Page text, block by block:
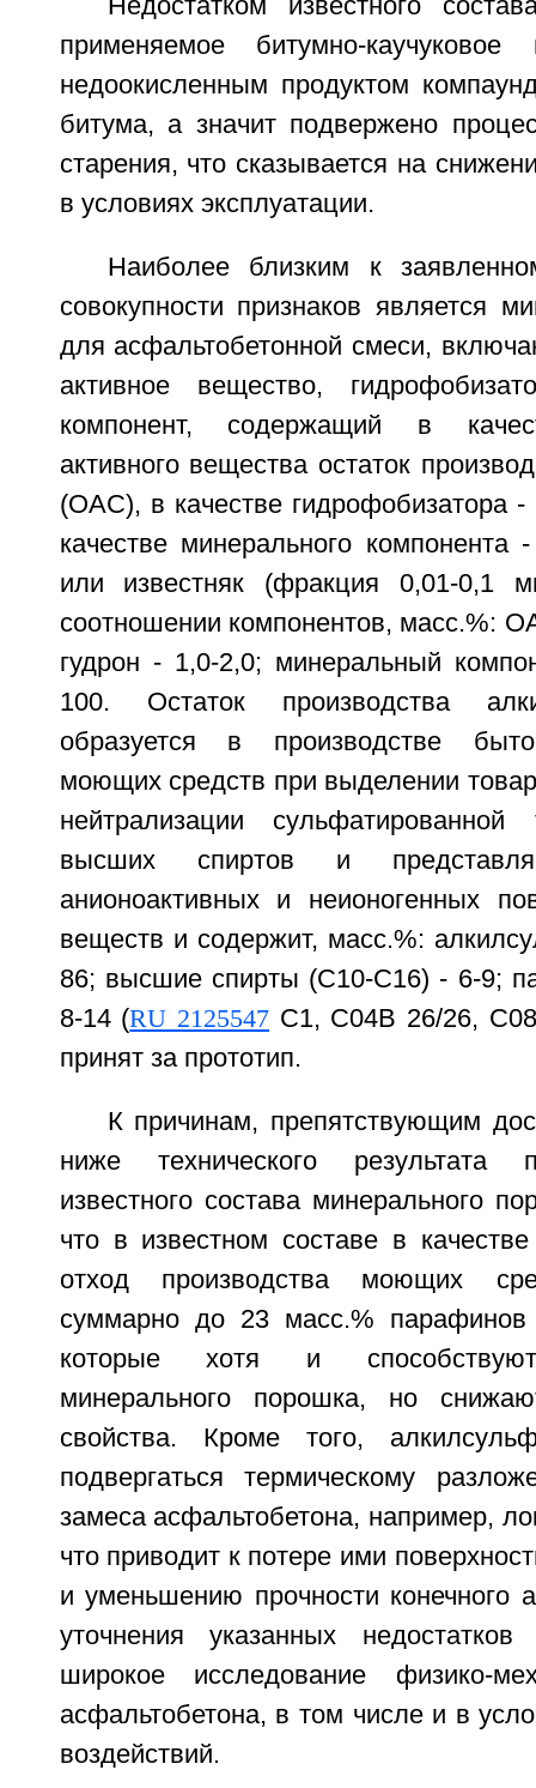
Недостатком известного
применяемое битумно-
недоокисленным продуктом
битума, а значит подвержено
старения, что сказывается на
в условиях эксплуатации.
Наиболее близким к
совокупности признаков является
для асфальтобетонной смеси,
активное вещество,
компонент, содержащий в
активного вещества остаток
(ОАС), в качестве гидрофобизатора
качестве минерального
или известняк (фракция 0,01-0,1
соотношении компонентов, масс.%:
гудрон - 1,0-2,0; минеральный
100. Остаток производства
образуется в производстве
моющих средств при выделении
нейтрализации сульфатированной
высших спиртов и
анионоактивных и неионогенных
веществ и содержит, масс.%:
86; высшие спирты (C10-C16) - 6-9;
8-14 (RU 2125547 C1, C04B 26/26,
принят за прототип.
К причинам, препятствующим
ниже технического результата
известного состава минерального
что в известном составе в
отход производства моющих
суммарно до 23 масс.%
которые хотя и способствуют
минерального порошка, но
свойства. Кроме того,
подвергаться термическому
замеса асфальтобетона, например,
что приводит к потере ими
и уменьшению прочности конечного
уточнения указанных
широкое исследование физико-
асфальтобетона, в том числе и в
воздействий.